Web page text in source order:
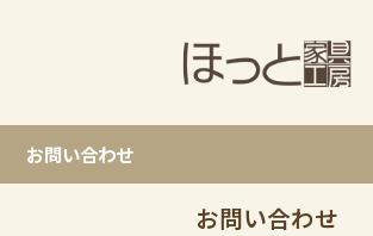
お問い合わせ
お問い合わせ